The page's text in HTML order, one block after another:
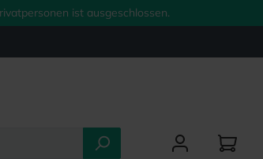
ist ausgeschlossen.